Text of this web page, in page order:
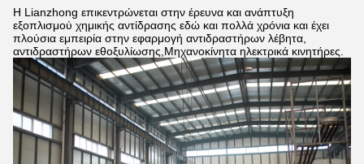
Η Lianzhong επικεντρώνεται στην έρευνα και ανάπτυξη
εξοπλισμού χημικής αντίδρασης εδώ και πολλά χρόνια και έχει
πλούσια εμπειρία στην εφαρμογή αντιδραστήρων λέβητα,
αντιδραστήρων εθοξυλίωσης,Μηχανοκίνητα ηλεκτρικά κινητήρες.